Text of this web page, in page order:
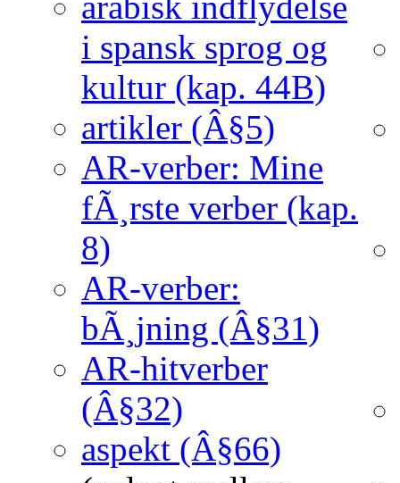
i spansk sprog og
kultur (kap. 44B)
artikler (Â§5)
AR-verber: Mine
fÃ¸rste verber (kap.
8)
AR-verber:
bÃ¸jning (Â§31)
AR-hitverber
(Â§32)
aspekt (Â§66)